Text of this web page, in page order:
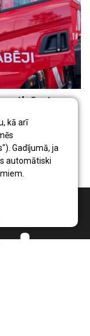
kā arī
Gadījumā, ja
automātiski
atbrīvota